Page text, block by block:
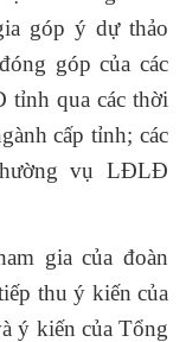
góp ý dự thảo
góp của các
qua các thời
cấp tỉnh; các
vụ LĐLĐ
gia của đoàn
thu ý kiến của
ý kiến của Tổng